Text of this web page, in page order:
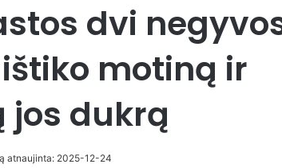
dvi
motiną ir
jos dukrą
atnaujinta: 2025-12-24